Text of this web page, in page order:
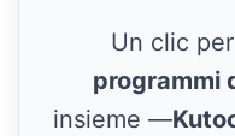
Un clic
programmi
insieme —